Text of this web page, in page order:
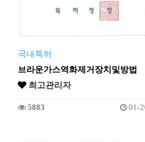
국내특허
브라운가스역화제거장치및방법
최고관리자
5883 01-